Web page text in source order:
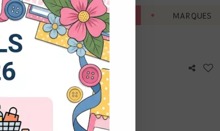
BONNES AFFAIRES MARQUES
avis !
nos
non
Vous
à droite